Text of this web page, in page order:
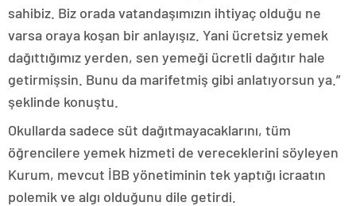
sahibiz. Biz orada vatandaşımızın ihtiyaç olduğu ne
varsa oraya koşan bir anlayışız. Yani ücretsiz yemek
dağıttığımız yerden, sen yemeği ücretli dağıtır hale
getirmişsin. Bunu da marifetmiş gibi anlatıyorsun ya.”
şeklinde konuştu.
Okullarda sadece süt dağıtmayacaklarını, tüm
öğrencilere yemek hizmeti de vereceklerini söyleyen
Kurum, mevcut İBB yönetiminin tek yaptığı icraatın
polemik ve algı olduğunu dile getirdi.